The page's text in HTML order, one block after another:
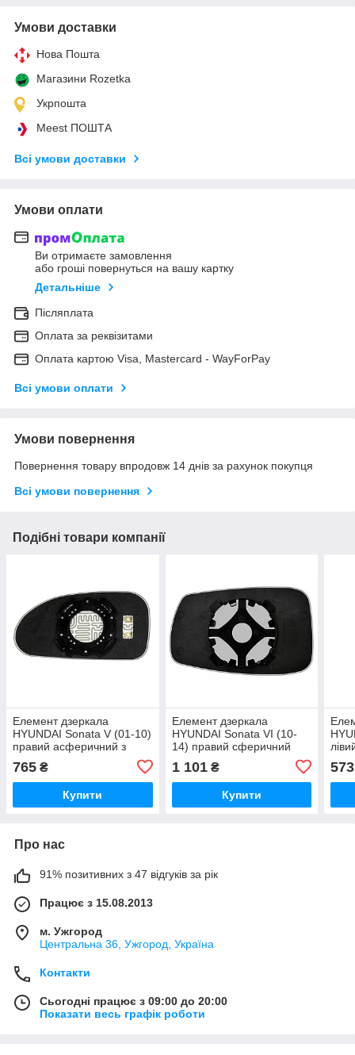
Умови доставки
Нова Пошта
Магазини Rozetka
Укрпошта
Meest ПОШТА
Всі умови доставки
Умови оплати
Ви отримаєте замовлення
або гроші повернуться на вашу картку
Детальніше
Післяплата
Оплата за реквізитами
Оплата картою Visa, Mastercard - WayForPay
Всі умови оплати
Умови повернення
Повернення товару впродовж 14 днів за рахунок покупця
Всі умови повернення
Подібні товари компанії
Елемент дзеркала
HYUNDAI Sonata V (01-10)
правий асферичний з
765 ₴
Купити
Елемент дзеркала
HYUNDAI Sonata VI (10-
14) правий сферичний
1 101₴
Купити
573
Про нас
91% позитивних з 47 відгуків за рік
Працює з 15.08.2013
м. Ужгород
Центральна 36, Ужгород, Україна
Контакти
Сьогодні працює з 09:00 до 20:00
Показати весь графік роботи